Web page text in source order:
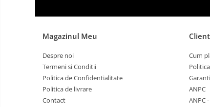
Magazinul Meu
Despre noi
Termeni si Conditii
Politica de Confidentialitate
Politica de livrare
Contact
Cum
ANPC
ANPC